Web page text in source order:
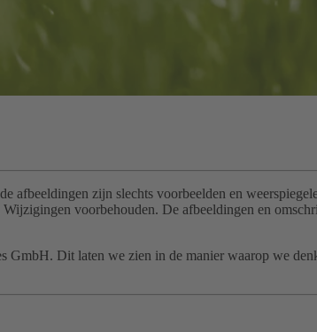
afbeeldingen zijn slechts voorbeelden en
voorbehouden. De afbeeldingen en
GmbH. Dit laten we zien in de manier waarop we